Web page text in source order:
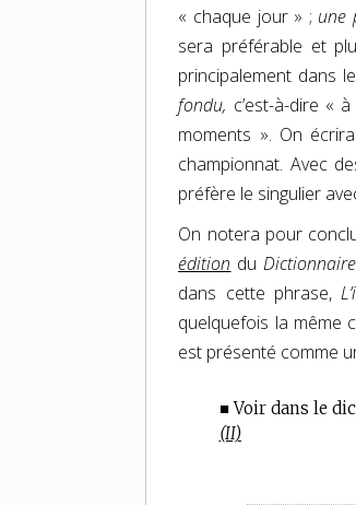
« chaque jour » ; une
sera préférable et
principalement dans
fondu, c’est-à-dire «
moments ». On
championnat. Avec
préfère le singulier
On notera pour
édition du
dans cette phrase,
quelquefois la même
est présenté comme
■ Voir dans le
(II)